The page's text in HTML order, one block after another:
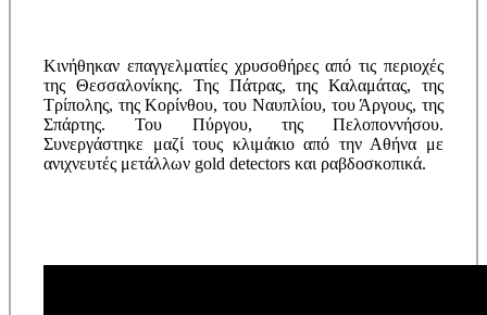
Κινήθηκαν επαγγελματίες χρυσοθήρες από τις περιοχές
της Θεσσαλονίκης. Της Πάτρας, της Καλαμάτας, της
Τρίπολης, της Κορίνθου, του Ναυπλίου, του Άργους, της
Σπάρτης. Του Πύργου, της Πελοποννήσου.
Συνεργάστηκε μαζί τους κλιμάκιο από την Αθήνα με
ανιχνευτές μετάλλων gold detectors και ραβδοσκοπικά.